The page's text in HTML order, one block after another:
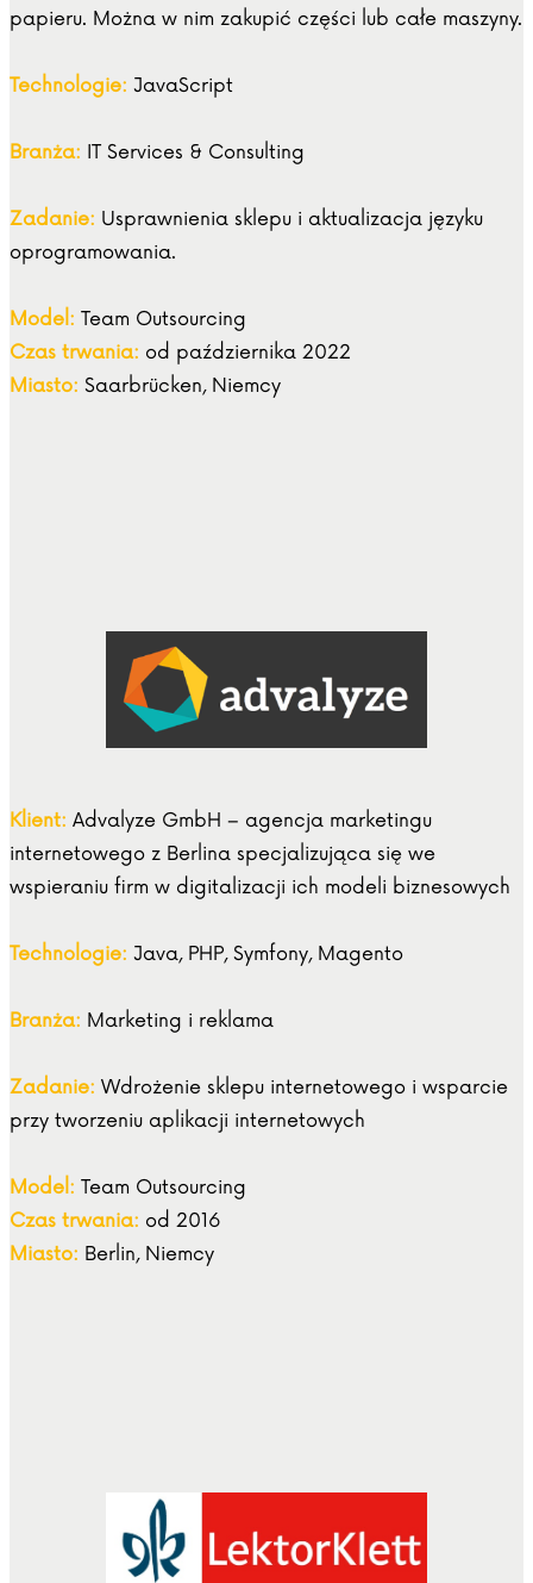
papieru. Można w nim zakupić części lub całe maszyny.
Technologie: JavaScript
Branża: IT Services & Consulting
Zadanie: Usprawnienia sklepu i aktualizacja języku
oprogramowania.
Model: Team Outsourcing
Czas trwania: od października 2022
Miasto: Saarbrücken, Niemcy
Klient: Advalyze GmbH – agencja marketingu
internetowego z Berlina specjalizująca się we
wspieraniu firm w digitalizacji ich modeli biznesowych
Technologie: Java, PHP, Symfony, Magento
Branża: Marketing i reklama
Zadanie: Wdrożenie sklepu internetowego i wsparcie
przy tworzeniu aplikacji internetowych
Model: Team Outsourcing
Czas trwania: od 2016
Miasto: Berlin, Niemcy